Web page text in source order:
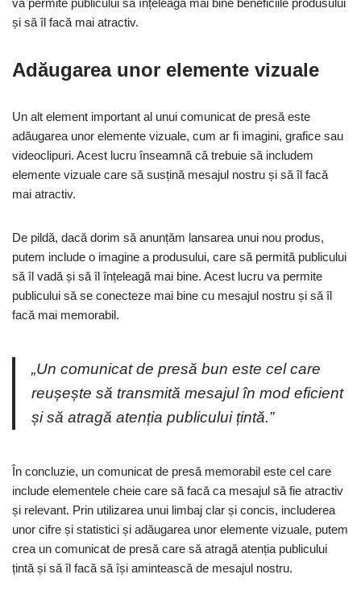
va permite publicului să înțeleagă mai bine beneficiile produsului
și să îl facă mai atractiv.
Adăugarea unor elemente vizuale
Un alt element important al unui comunicat de presă este
adăugarea unor elemente vizuale, cum ar fi imagini, grafice sau
videoclipuri. Acest lucru înseamnă că trebuie să includem
elemente vizuale care să susțină mesajul nostru și să îl facă
mai atractiv.
De pildă, dacă dorim să anunțăm lansarea unui nou produs,
putem include o imagine a produsului, care să permită publicului
să îl vadă și să îl înțeleagă mai bine. Acest lucru va permite
publicului să se conecteze mai bine cu mesajul nostru și să îl
facă mai memorabil.
„Un comunicat de presă bun este cel care
reușește să transmită mesajul în mod eficient
și să atragă atenția publicului țintă.”
În concluzie, un comunicat de presă memorabil este cel care
include elementele cheie care să facă ca mesajul să fie atractiv
și relevant. Prin utilizarea unui limbaj clar și concis, includerea
unor cifre și statistici și adăugarea unor elemente vizuale, putem
crea un comunicat de presă care să atragă atenția publicului
țintă și să îl facă să își amintească de mesajul nostru.